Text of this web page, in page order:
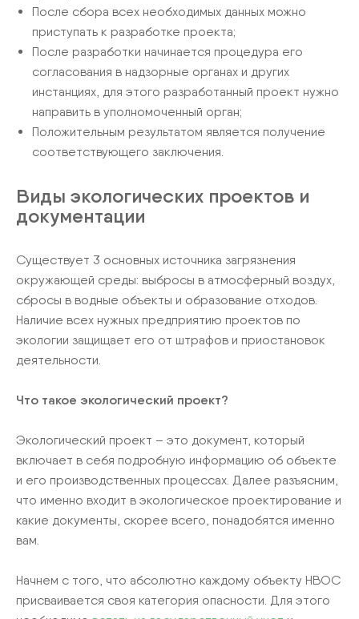
После сбора всех необходимых данных можно
приступать к разработке проекта;
После разработки начинается процедура его
согласования в надзорные органах и других
инстанциях, для этого разработанный проект нужно
направить в уполномоченный орган;
Положительным результатом является получение
соответствующего заключения.
Виды экологических проектов и
документации
Существует 3 основных источника загрязнения
окружающей среды: выбросы в атмосферный воздух,
сбросы в водные объекты и образование отходов.
Наличие всех нужных предприятию проектов по
экологии защищает его от штрафов и приостановок
деятельности.
Что такое экологический проект?
Экологический проект – это документ, который
включает в себя подробную информацию об объекте
и его производственных процессах. Далее разъясним,
что именно входит в экологическое проектирование и
какие документы, скорее всего, понадобятся именно
вам.
Начнем с того, что абсолютно каждому объекту НВОС
присваивается своя категория опасности. Для этого